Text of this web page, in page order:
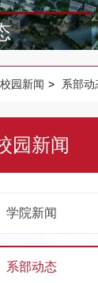
校园新闻 > 系部动
园新闻
学院新闻
系部动态